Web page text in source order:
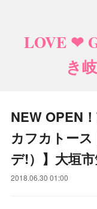
LOVE ❤
き
NEW OPEN
カフカトー
デ!）】大垣
2018.06.30 01:00